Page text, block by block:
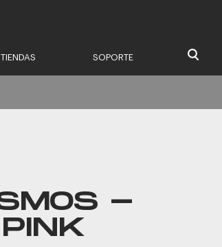
TIENDAS SOPORTE
-